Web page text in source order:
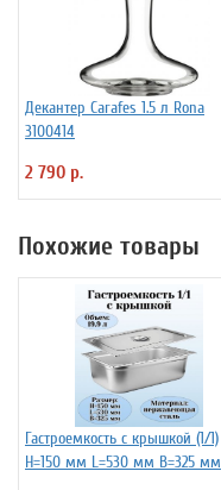
Декантер Carafes 1.5 л Rona
3100414
2 790 р.
Похожие товары
Гастроемкость с крышкой (1/1)
H=150 мм L=530 мм B=325 мм